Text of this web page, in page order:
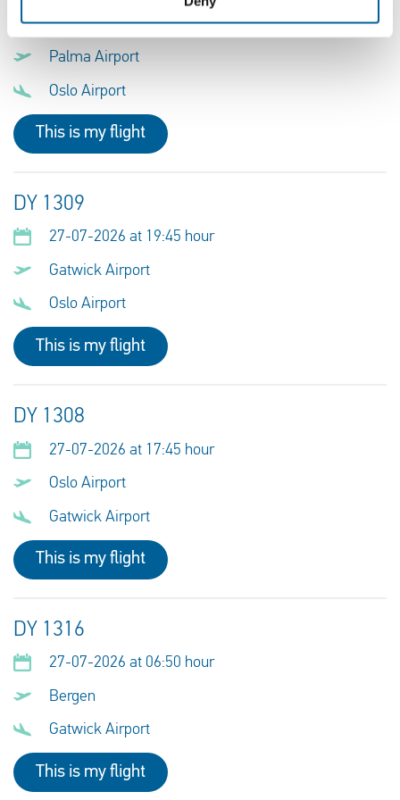
01-08-2026 at 21:05 hour
Palma Airport
Oslo Airport
This is my flight
DY 1309
27-07-2026 at 19:45 hour
Gatwick Airport
Oslo Airport
This is my flight
DY 1308
27-07-2026 at 17:45 hour
Oslo Airport
Gatwick Airport
This is my flight
DY 1316
27-07-2026 at 06:50 hour
Bergen
Gatwick Airport
This is my flight